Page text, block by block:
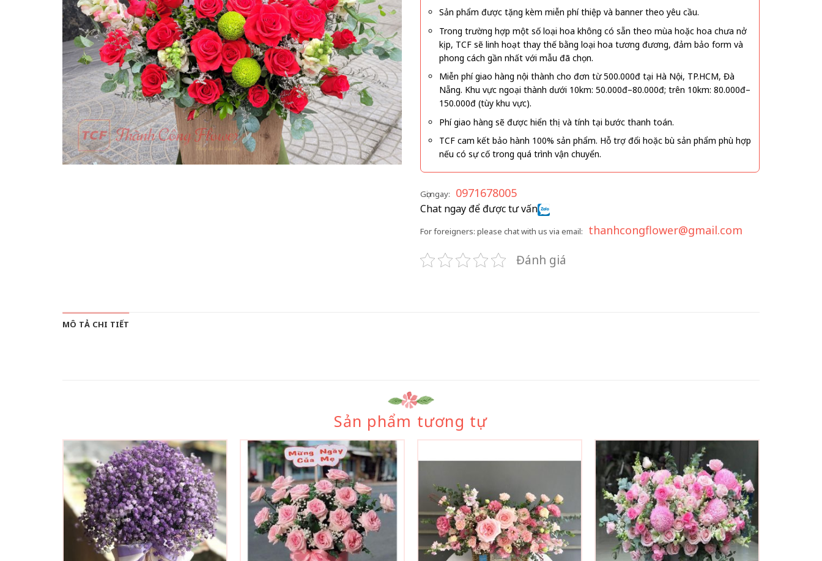
Sản phẩm được tặng kèm miễn phí thiệp và banner theo yêu cầu.
Trong trường hợp một số loại hoa không có sẵn theo mùa hoặc hoa chưa nở
kịp, TCF sẽ linh hoạt thay thế bằng loại hoa tương đương, đảm bảo form và
phong cách gần nhất với mẫu đã chọn.
Miễn phí giao hàng nội thành cho đơn từ 500.000đ tại Hà Nội, TP.HCM, Đà
Nẵng. Khu vực ngoại thành dưới 10km: 50.000đ–80.000đ; trên 10km: 80.000đ–
150.000đ (tùy khu vực).
Phí giao hàng sẽ được hiển thị và tính tại bước thanh toán.
TCF cam kết bảo hành 100% sản phẩm. Hỗ trợ đổi hoặc bù sản phẩm phù hợp
nếu có sự cố trong quá trình vận chuyển.
Gọi ngay: 0971678005
Chat ngay để được tư vấn
For foreigners: please chat with us via email: thanhcongflower@gmail.com
Đánh giá
MÔ TẢ CHI TIẾT
Sản phẩm tương tự